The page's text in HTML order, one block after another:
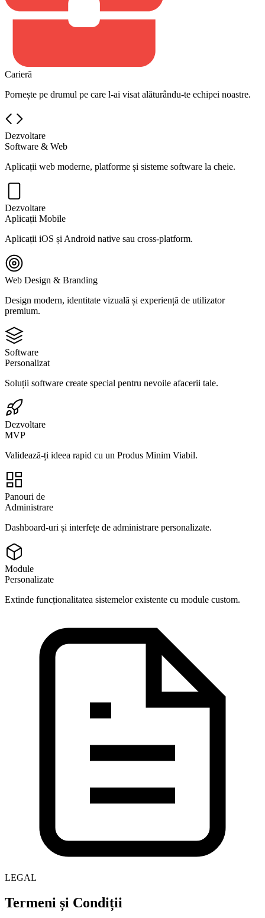
Carieră
Pornește pe drumul pe care l-ai visat alăturându-te echipei noastre.
Dezvoltare
Software & Web
Aplicații web moderne, platforme și sisteme software la cheie.
Dezvoltare
Aplicații Mobile
Aplicații iOS și Android native sau cross-platform.
Web Design & Branding
Design modern, identitate vizuală și experiență de utilizator
premium.
Software
Personalizat
Soluții software create special pentru nevoile afacerii tale.
Dezvoltare
MVP
Validează-ți ideea rapid cu un Produs Minim Viabil.
Panouri de
Administrare
Dashboard-uri și interfețe de administrare personalizate.
Module
Personalizate
Extinde funcționalitatea sistemelor existente cu module custom.
LEGAL
Termeni și Condiții